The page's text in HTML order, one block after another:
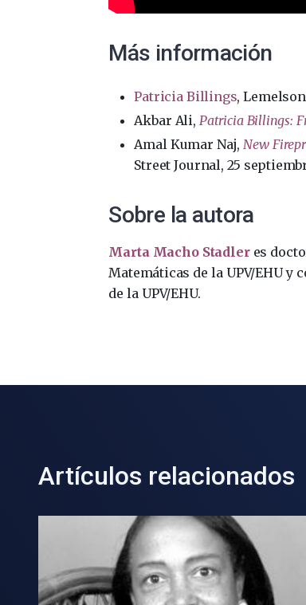
Más información
Patricia Billings,
Akbar Ali, Patricia Billings:
Amal Kumar Naj,New
Street Journal, 25
Sobre la autora
Marta Macho Stadleres
Matemáticas de la UPV/EHU y
de la UPV/EHU.
Artículos relacionados